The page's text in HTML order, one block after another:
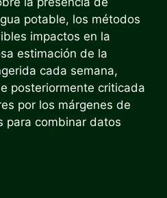
potable, los métodos
impactos en la
estimación de la
cada semana,
posteriormente criticada
por los márgenes de
para combinar datos